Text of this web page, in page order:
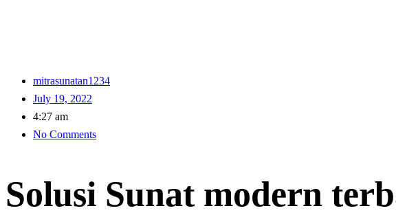
mitrasunatan1234
July 19, 2022
4:27 am
No Comments
Solusi Sunat modern